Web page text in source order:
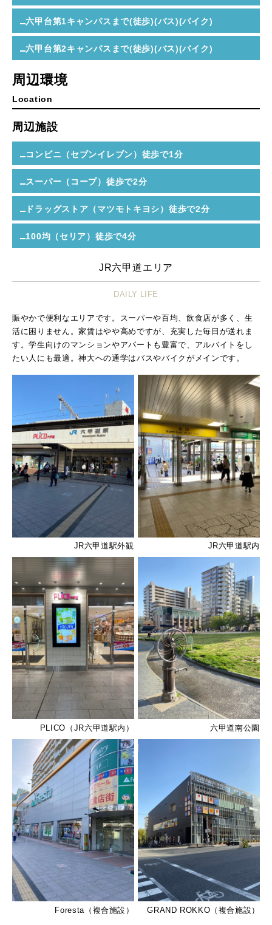
六甲台第1キャンパスまで(徒歩)(バス)(バイク)
六甲台第2キャンパスまで(徒歩)(バス)(バイク)
周辺環境
Location
周辺施設
コンビニ（セブンイレブン） 徒歩で1分
スーパー（コープ） 徒歩で2分
ドラッグストア（マツモトキヨシ） 徒歩で2分
100均（セリア） 徒歩で4分
JR六甲道エリア
DAILY LIFE
賑やかで便利なエリアです。スーパーや百均、飲食店が多く、生
活に困りません。家賃はやや高めですが、充実した毎日が送れま
す。学生向けのマンションやアパートも豊富で、アルバイトをし
たい人にも最適。神大への通学はバスやバイクがメインです。
JR六甲道駅外観 JR六甲道駅内
PLICO（JR六甲道駅内） 六甲道南公園
Foresta（複合施設） GRAND ROKKO（複合施設）